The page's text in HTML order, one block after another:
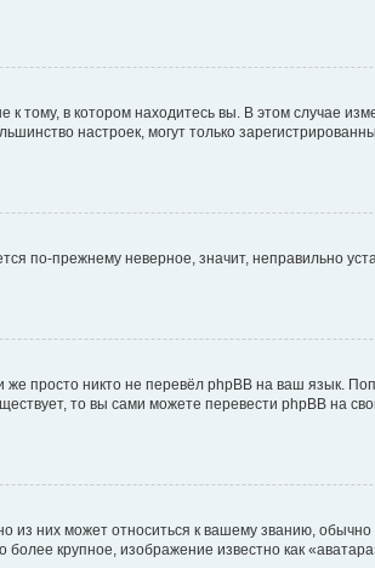
тому, в котором находитесь вы. В этом случае
настроек, могут только
по-прежнему неверное, значит, неправильно
просто никто не перевёл phpBB на ваш язык.
то вы сами можете перевести phpBB на
них может относиться к вашему званию, обычно
крупное, изображение известно как